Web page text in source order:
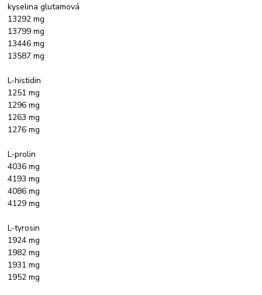
kyselina glutamová
13292 mg
13799 mg
13446 mg
13587 mg
L-histidin
1251 mg
1296 mg
1263 mg
1276 mg
L-prolin
4036 mg
4193 mg
4086 mg
4129 mg
L-tyrosin
1924 mg
1982 mg
1931 mg
1952 mg